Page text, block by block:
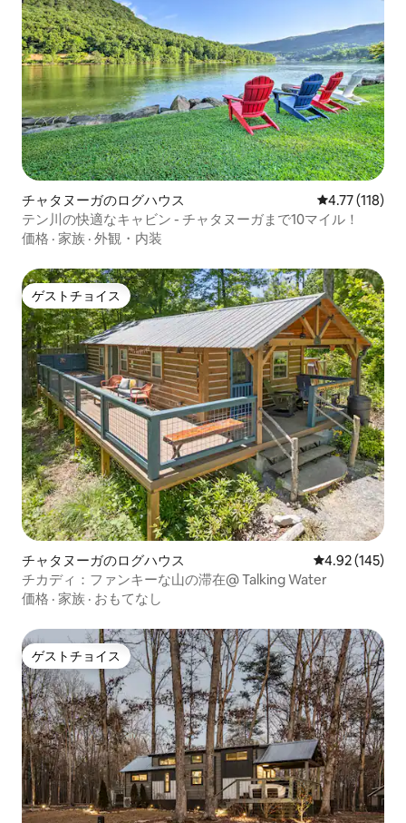
チャタヌーガのログハウス レビュー118
4.77 (118)
テン川の快適なキャビン - チャタヌーガまで10マイル！
価格 · 家族 · 外観・内装
ゲストチョイス
ゲストチョイス
チャタヌーガのログハウス レビュー145
4.92 (145)
チカディ：ファンキーな山の滞在@ Talking Water
価格 · 家族 · おもてなし
ゲストチョイス
ゲストチョイス